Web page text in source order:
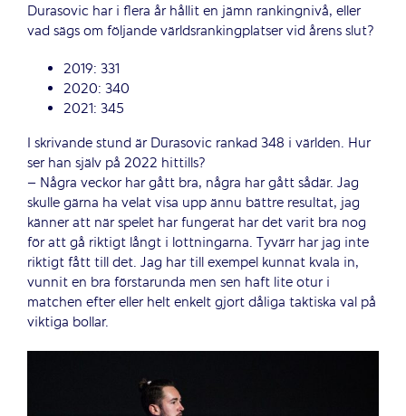
Durasovic har i flera år hållit en jämn rankingnivå, eller
vad sägs om följande världsrankingplatser vid årens slut?
2019: 331
2020: 340
2021: 345
I skrivande stund är Durasovic rankad 348 i världen. Hur
ser han själv på 2022 hittills?
– Några veckor har gått bra, några har gått sådär. Jag
skulle gärna ha velat visa upp ännu bättre resultat, jag
känner att när spelet har fungerat har det varit bra nog
för att gå riktigt långt i lottningarna. Tyvärr har jag inte
riktigt fått till det. Jag har till exempel kunnat kvala in,
vunnit en bra förstarunda men sen haft lite otur i
matchen efter eller helt enkelt gjort dåliga taktiska val på
viktiga bollar.